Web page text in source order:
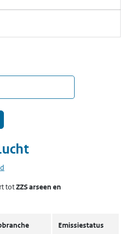
totZZS arseen en
Emissiestatus